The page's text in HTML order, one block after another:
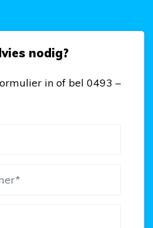
nodig?
in of bel 0493 –